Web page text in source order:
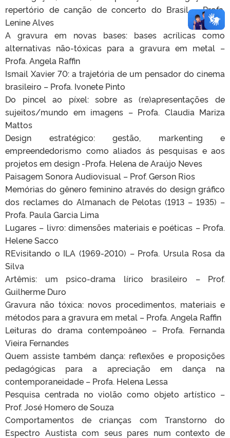
repertório de canção de concerto do Brasil – Profa.
Lenine Alves
A gravura em novas bases: bases acrílicas como
alternativas não-tóxicas para a gravura em metal –
Profa. Angela Raffin
Ismail Xavier 70: a trajetória de um pensador do cinema
brasileiro – Profa. Ivonete Pinto
Do pincel ao píxel: sobre as (re)apresentações de
sujeitos/mundo em imagens – Profa. Claudia Mariza
Mattos
Design estratégico: gestão, markenting e
empreendedorismo como aliados ás pesquisas e aos
projetos em design -Profa. Helena de Araújo Neves
Paisagem Sonora Audiovisual – Prof. Gerson Rios
Memórias do gênero feminino através do design gráfico
dos reclames do Almanach de Pelotas (1913 – 1935) –
Profa. Paula Garcia Lima
Lugares – livro: dimensões materiais e poéticas – Profa.
Helene Sacco
REvisitando o ILA (1969-2010) – Profa. Ursula Rosa da
Silva
Artêmis: um psico-drama lírico brasileiro – Prof.
Guilherme Duro
Gravura não tóxica: novos procedimentos, materiais e
métodos para a gravura em metal – Profa. Angela Raffin
Leituras do drama contempoâneo – Profa. Fernanda
Vieira Fernandes
Quem assiste também dança: reflexões e proposições
pedagógicas para a apreciação em dança na
contemporaneidade – Profa. Helena Lessa
Pesquisa centrada no violão como objeto artístico –
Prof. José Homero de Souza
Comportamentos de crianças com Transtorno do
Espectro Austista com seus pares num contexto de